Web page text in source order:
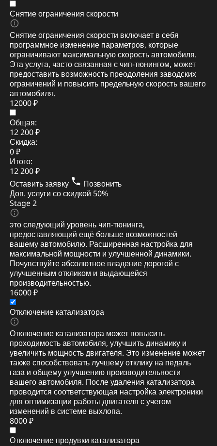
Снятие ограничения скорости
Снятие ограничения скорости включает в себя
программное изменение параметров, которые
ограничивают максимальную скорость автомобиля.
Эта услуга, часто связанная с чип-тюнингом, может
предоставить возможность преодоления заводских
ограничений и повысить предельную скорость вашего
автомобиля.
12000 ₽
Общая:
12 200 ₽
Скидка:
0 ₽
Итого:
12 200 ₽
Оставить заявку
Позвонить
Доп. услуги со скидкой 50%
Stage 2
это следующий уровень чип-тюнинга,
предоставляющий ещё больше возможностей
вашему автомобилю. Расширенная настройка для
максимальной мощности и улучшенной динамики.
Почувствуйте абсолютное владение дорогой с
улучшенным откликом и выдающейся
производительностью.
16000 ₽
Отключение катализатора
Отключение катализатора может повысить
проходимость автомобиля, улучшить динамику и
увеличить мощность двигателя. Это изменение может
также способствовать лучшему отклику на педаль
газа и общему улучшению производительности
вашего автомобиля. После удаления катализатора
проводится соответствующая настройка электроники
для оптимизации работы двигателя с учетом
изменений в системе выхлопа.
8000 ₽
Отключение продувки катализатора